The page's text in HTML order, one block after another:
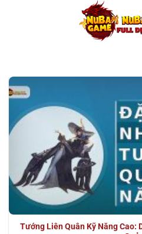
Tướng Liên Quân Kỹ Năng Cao: